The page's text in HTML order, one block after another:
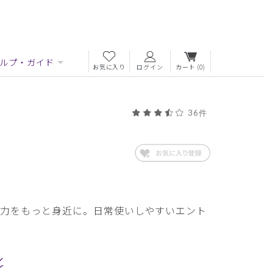
プ・ガイド お気に入り ログイン カート (0)
36件
をもっと身近に。日常使いしやすいエント